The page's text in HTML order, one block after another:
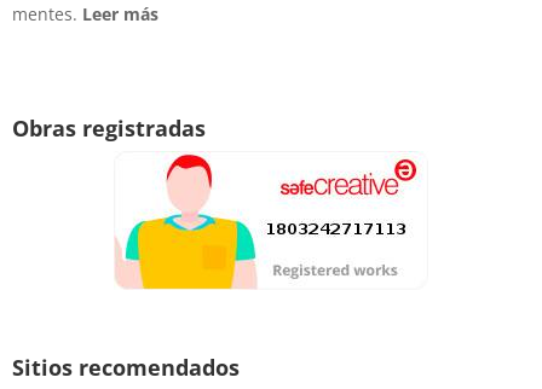
mentes. Leer más
Obras registradas
Sitios recomendados